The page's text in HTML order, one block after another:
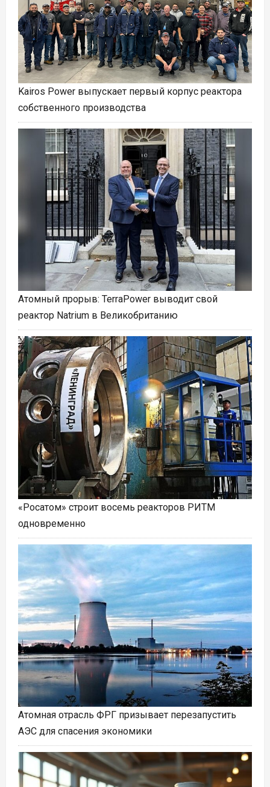
Kairos Power выпускает первый корпус реактора
собственного производства
Атомный прорыв: TerraPower выводит свой
реактор Natrium в Великобританию
«Росатом» строит восемь реакторов РИТМ
одновременно
Атомная отрасль ФРГ призывает перезапустить
АЭС для спасения экономики